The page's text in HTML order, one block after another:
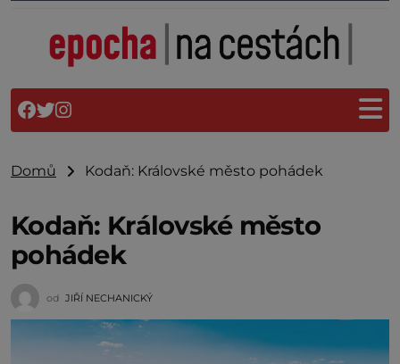
Domů Kodaň: Královské město pohádek
Kodaň: Královské město
pohádek
od JIŘÍ NECHANICKÝ